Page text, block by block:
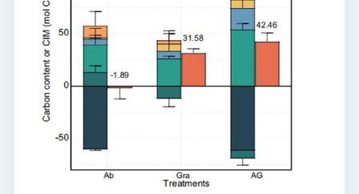
业应用具有重要意义。近年来，强化学习与模仿学习在机器
人控制、自主导航领域取得了显著进展。然而，在复杂机器
人任务中，奖励函数设计的准确性或专家演示的规范性，直
接限制了机器人的自主学习